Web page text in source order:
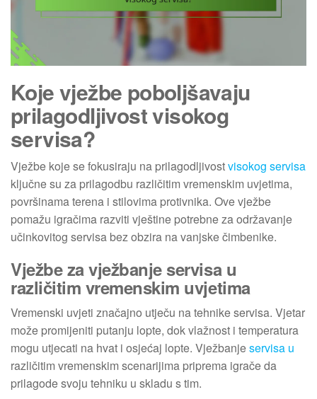
Koje vježbe poboljšavaju
prilagodljivost visokog
servisa?
Vježbe koje se fokusiraju na prilagodljivostvisokog servisa
ključne su za prilagodbu različitim vremenskim uvjetima,
površinama terena i stilovima protivnika. Ove vježbe
pomažu igračima razviti vještine potrebne za održavanje
učinkovitog servisa bez obzira na vanjske čimbenike.
Vježbe za vježbanje servisa u
različitim vremenskim uvjetima
Vremenski uvjeti značajno utječu na tehnike servisa. Vjetar
može promijeniti putanju lopte, dok vlažnost i temperatura
mogu utjecati na hvat i osjećaj lopte. Vježbanjeservisa u
različitim vremenskim scenarijima priprema igrače da
prilagode svoju tehniku u skladu s tim.